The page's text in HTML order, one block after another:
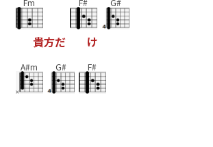
貴方だ け
A#m G# F#